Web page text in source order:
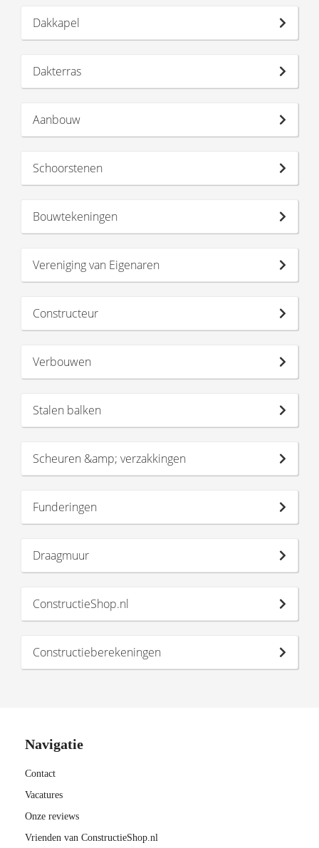
Dakkapel
Dakterras
Aanbouw
Schoorstenen
Bouwtekeningen
Vereniging van Eigenaren
Constructeur
Verbouwen
Stalen balken
Scheuren &amp; verzakkingen
Funderingen
Draagmuur
ConstructieShop.nl
Constructieberekeningen
Navigatie
Contact
Vacatures
Onze reviews
Vrienden van ConstructieShop.nl